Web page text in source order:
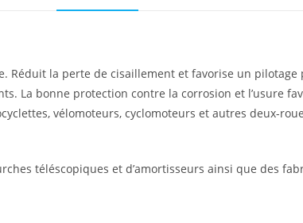
Réduit la perte de cisaillement et favorise un
La bonne protection contre la corrosion et l’usure
vélomoteurs, cyclomoteurs et autres deux-
téléscopiques et d’amortisseurs ainsi que des